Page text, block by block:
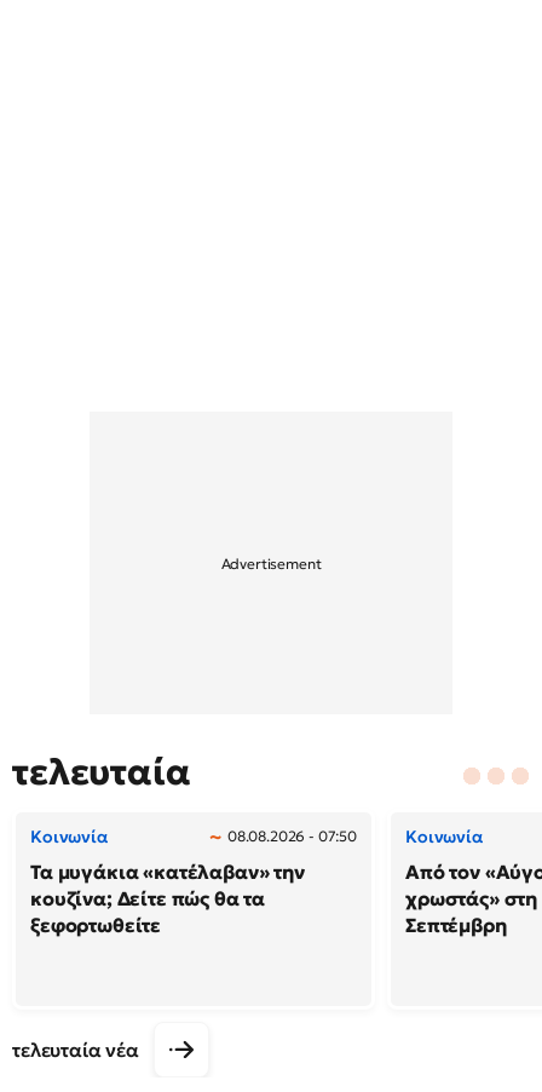
τελευταία
Κοινωνία 08.08.2026 - 07:50
Τα μυγάκια «κατέλαβαν» την
κουζίνα; Δείτε πώς θα τα
ξεφορτωθείτε
Κοινωνία
Από τον
χρωστάς»
Σεπτέμβρη
τελευταία νέα